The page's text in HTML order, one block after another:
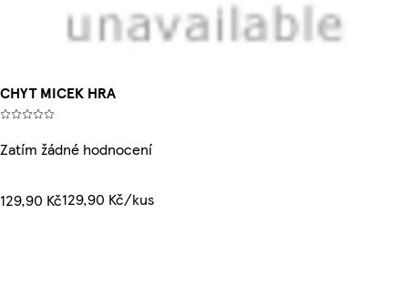
CHYT MICEK HRA
Zatím žádné hodnocení
129,90 Kč129,90 Kč/kus